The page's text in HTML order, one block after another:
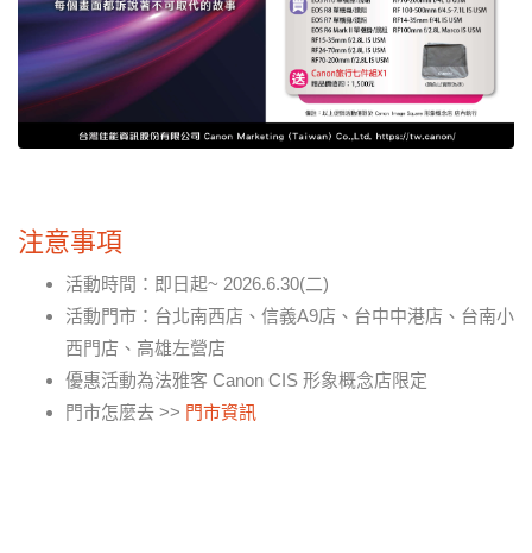
注意事項
活動時間：即日起~ 2026.6.30(二)
活動門市：台北南西店、信義A9店、台中中港店、台南小
西門店、高雄左營店
優惠活動為法雅客 Canon CIS 形象概念店限定
門市怎麼去 >> 門市資訊